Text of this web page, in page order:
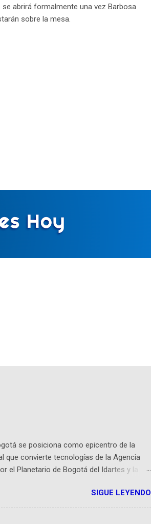
abrirá formalmente una vez Barbosa
sobre la mesa.
se posiciona como epicentro de la
que convierte tecnologías de la Agencia
el Planetario de Bogotá del Idartes y la
es una competencia mundial que opera en
espaciales como satélites y
el Planetario (calle 26B #5-93), in...
SIGUE LEYENDO